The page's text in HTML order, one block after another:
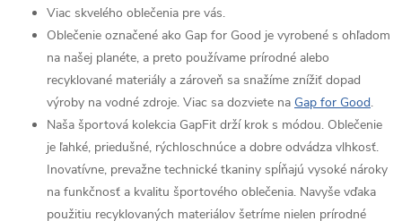
Viac skvelého oblečenia pre vás.
Oblečenie označené ako Gap for Good je vyrobené s ohľadom
na našej planéte, a preto používame prírodné alebo
recyklované materiály a zároveň sa snažíme znížiť dopad
výroby na vodné zdroje. Viac sa dozviete na Gap for Good.
Naša športová kolekcia GapFit drží krok s módou. Oblečenie
je ľahké, priedušné, rýchloschnúce a dobre odvádza vlhkosť.
Inovatívne, prevažne technické tkaniny spĺňajú vysoké nároky
na funkčnosť a kvalitu športového oblečenia. Navyše vďaka
použitiu recyklovaných materiálov šetríme nielen prírodné